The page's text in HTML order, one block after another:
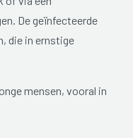
De geïnfecteerde
die in ernstige
mensen, vooral in